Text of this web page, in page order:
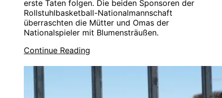
erste Taten folgen. Die beiden Sponsoren der
Rollstuhlbasketball-Nationalmannschaft
überraschten die Mütter und Omas der
Nationalspieler mit Blumensträußen.
Continue Reading